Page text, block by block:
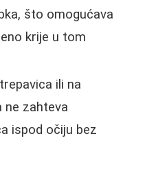
što omogućava
krije u tom
ili na
ne zahteva
ispod očiju bez